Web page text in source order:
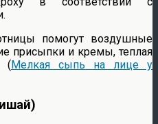
помогут воздушные
присыпки и кремы, теплая
( Мелкая сыпь на лице у